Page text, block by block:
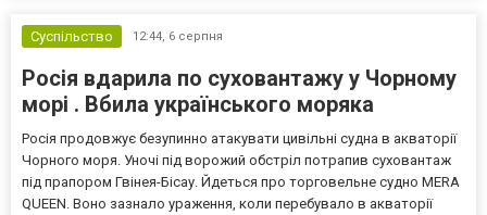
Суспільство 12:44, 6 серпня
Росія вдарила по суховантажу у Чорному
морі . Вбила українського моряка
Росія продовжує безупинно атакувати цивільні судна в акваторії
Чорного моря. Уночі під ворожий обстріл потрапив суховантаж
під прапором Гвінея-Бісау. Йдеться про торговельне судно MERA
QUEEN. Воно зазнало ураження, коли перебувало в акваторії